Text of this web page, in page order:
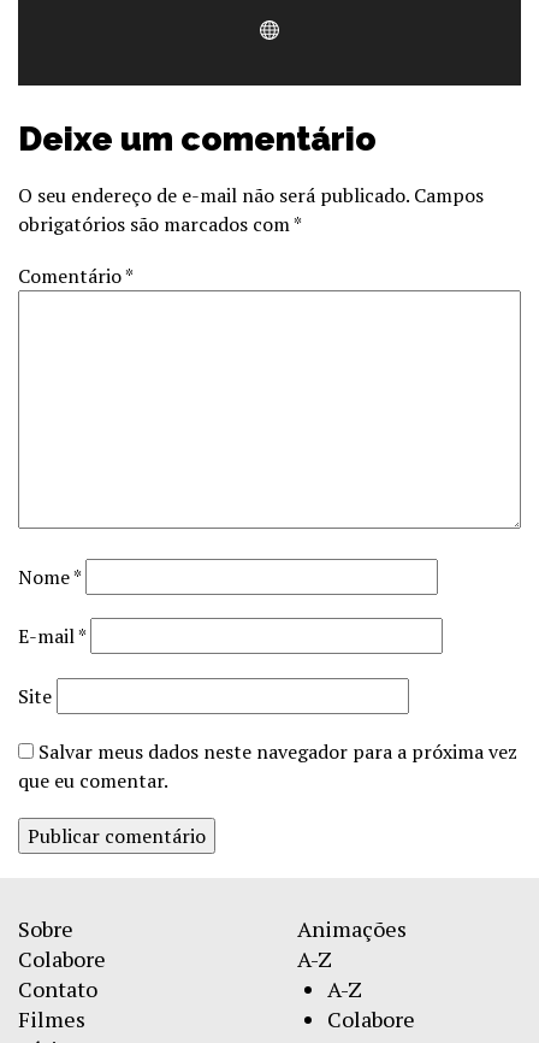
Deixe um comentário
O seu endereço de e-mail não será publicado. Campos
obrigatórios são marcados com*
Comentário*
Nome*
E-mail*
Site
Salvar meus dados neste navegador para a próxima vez
que eu comentar.
Sobre
Colabore
Contato
Filmes
Animações
A-Z
A-Z
Colabore